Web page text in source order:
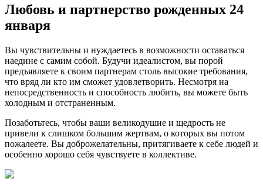
Любовь и партнерство рожденных 24
января
Вы чувствительны и нуждаетесь в возможности оставаться
наедине с самим собой. Будучи идеалистом, вы порой
предъявляете к своим партнерам столь высокие требования,
что вряд ли кто им сможет удовлетворить. Несмотря на
непосредственность и способность любить, вы можете быть
холодным и отстраненным.
Позаботьтесь, чтобы ваши великодушие и щедрость не
привели к слишком большим жертвам, о которых вы потом
пожалеете. Вы доброжелательны, притягиваете к себе людей и
особенно хорошо себя чувствуете в коллективе.